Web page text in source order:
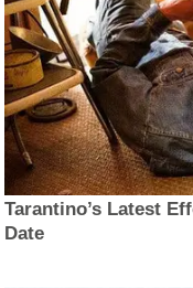
Tarantino’s Latest
Date